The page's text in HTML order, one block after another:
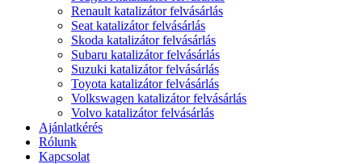
Renault katalizátor felvásárlás
Seat katalizátor felvásárlás
Skoda katalizátor felvásárlás
Subaru katalizátor felvásárlás
Suzuki katalizátor felvásárlás
Toyota katalizátor felvásárlás
Volkswagen katalizátor felvásárlás
Volvo katalizátor felvásárlás
Ajánlatkérés
Rólunk
Kapcsolat